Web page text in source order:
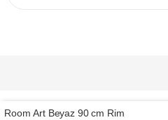
Room Art Beyaz 90 cm Rim